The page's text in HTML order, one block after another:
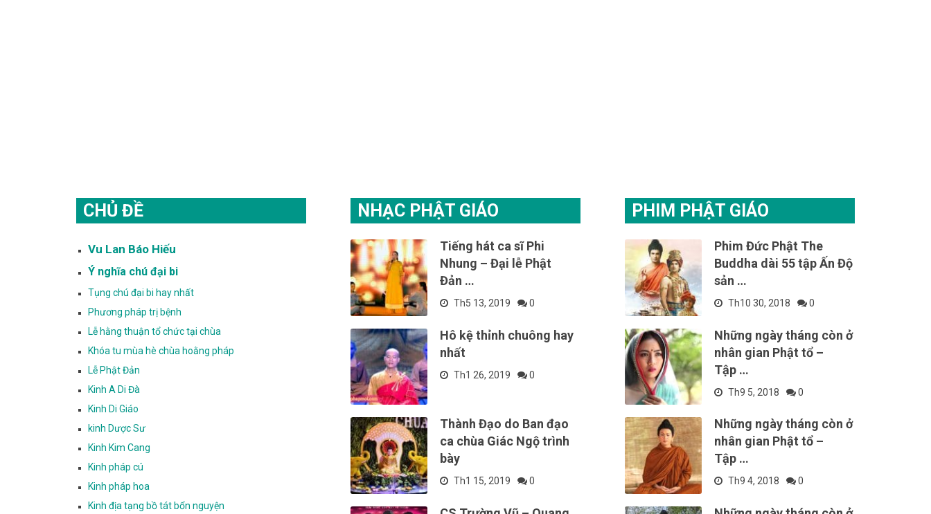
CHỦ ĐỀ
Vu Lan Báo Hiếu
Ý nghĩa chú đại bi
Tụng chú đại bi hay nhất
Phương pháp trị bệnh
Lễ hằng thuận tổ chức tại chùa
Khóa tu mùa hè chùa hoằng pháp
Lễ Phật Đản
Kinh A Di Đà
Kinh Di Giáo
kinh Dược Sư
Kinh Kim Cang
Kinh pháp cú
Kinh pháp hoa
Kinh địa tạng bồ tát bổn nguyện
NHẠC PHẬT GIÁO
Tiếng hát ca sĩ Phi
Nhung – Đại lễ Phật
Đản …
Th5 13, 2019 0
Hô kệ thỉnh chuông hay
nhất
Th1 26, 2019 0
Thành Đạo do Ban đạo
ca chùa Giác Ngộ trình
bày
Th1 15, 2019 0
PHIM PHẬT GIÁO
Phim Đức Phật The
Buddha dài 55 tập Ấn Độ
sản …
Th10 30, 2018 0
Những ngày tháng còn ở
nhân gian Phật tổ –
Tập …
Th9 5, 2018 0
Những ngày tháng còn ở
nhân gian Phật tổ –
Tập …
Th9 4, 2018 0